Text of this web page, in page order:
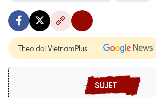
Theo dõi VietnamPlus